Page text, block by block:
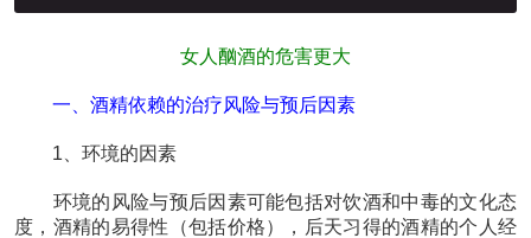
女人酗酒的危害更大
一、酒精依赖的治疗风险与预后因素
1、环境的因素
环境的风险与预后因素可能包括对饮酒和中毒的文化态
度，酒精的易得性（包括价格），后天习得的酒精的个人经